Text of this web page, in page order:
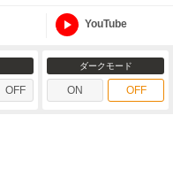
YouTube
OFF
ダークモード
ON OFF